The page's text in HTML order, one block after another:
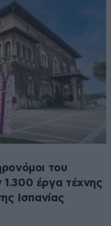
του
1.300 έργα τέχνης
Ισπανίας